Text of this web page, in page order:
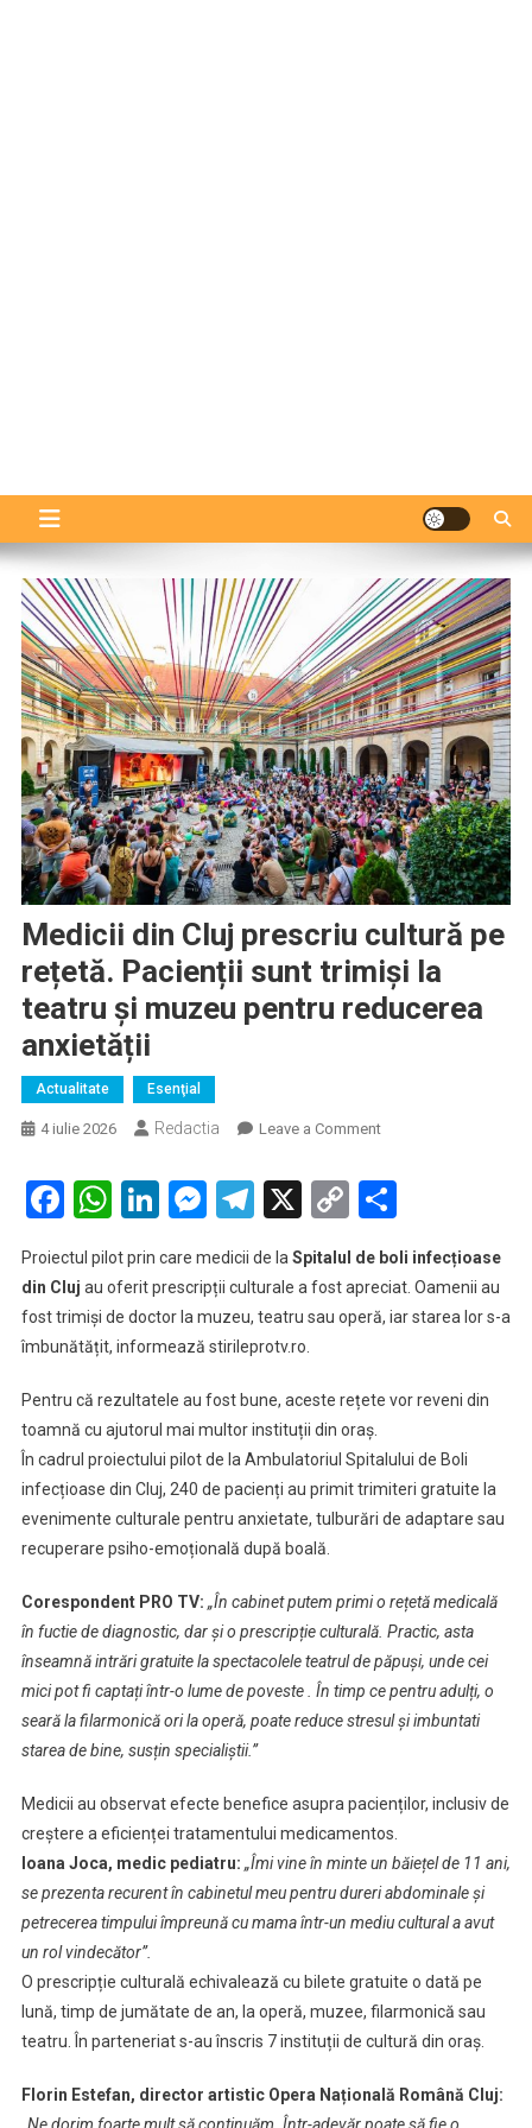
Medicii din Cluj prescriu cultură pe
rețetă. Pacienții sunt trimiși la
teatru și muzeu pentru reducerea
anxietății
Actualitate Esenţial
4 iulie 2026 Redactia Leave a Commenton
din
Cluj
cultură
pe
rețetă.
trimiși
teatru
și
muzeu
anxietății
Facebook
WhatsApp
LinkedIn
Messenger
Telegram
X Copy
Proiectul pilot prin care medicii de la Spitalul de boli infecțioase
din Cluj au oferit prescripții culturale a fost apreciat. Oamenii au
fost trimiși de doctor la muzeu, teatru sau operă, iar starea lor s-a
îmbunătățit, informează stirileprotv.ro.
Pentru că rezultatele au fost bune, aceste rețete vor reveni din
toamnă cu ajutorul mai multor instituții din oraș.
În cadrul proiectului pilot de la Ambulatoriul Spitalului de Boli
infecțioase din Cluj, 240 de pacienți au primit trimiteri gratuite la
evenimente culturale pentru anxietate, tulburări de adaptare sau
recuperare psiho-emoțională după boală.
Corespondent PRO TV: „În cabinet putem primi o rețetă medicală
în fuctie de diagnostic, dar și o prescripție culturală. Practic, asta
înseamnă intrări gratuite la spectacolele teatrul de păpuși, unde cei
mici pot fi captați într-o lume de poveste . În timp ce pentru adulți, o
seară la filarmonică ori la operă, poate reduce stresul și imbuntati
starea de bine, susțin specialiștii.”
Medicii au observat efecte benefice asupra pacienților, inclusiv de
creștere a eficienței tratamentului medicamentos.
Ioana Joca, medic pediatru: „Îmi vine în minte un băiețel de 11 ani,
se prezenta recurent în cabinetul meu pentru dureri abdominale și
petrecerea timpului împreună cu mama într-un mediu cultural a avut
un rol vindecător”.
O prescripție culturală echivalează cu bilete gratuite o dată pe
lună, timp de jumătate de an, la operă, muzee, filarmonică sau
teatru. În parteneriat s-au înscris 7 instituții de cultură din oraș.
Florin Estefan, director artistic Opera Națională Română Cluj: